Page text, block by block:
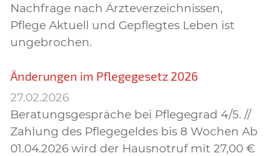
Nachfrage nach Ärzteverzeichnissen,
Pflege Aktuell und Gepflegtes Leben ist
ungebrochen.
Änderungen im Pflegegesetz 2026
27.02.2026
Beratungsgespräche bei Pflegegrad 4/5. //
Zahlung des Pflegegeldes bis 8 Wochen Ab
01.04.2026 wird der Hausnotruf mit 27,00 €